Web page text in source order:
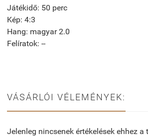
Játékidő: 50 perc
Kép: 4:3
Hang: magyar 2.0
Felíratok: --
VÁSÁRLÓI VÉLEMÉNYEK:
Jelenleg nincsenek értékelések ehhez a